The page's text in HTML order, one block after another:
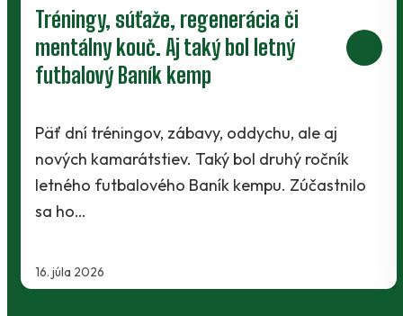
ale aj
ročník
Podporte rast najmenších
darovaním dvoch percent z
daní
Blíži sa záver marca a to znamená
daňové povinnosti. Avšak z
stať aj príjemné potešenie.…